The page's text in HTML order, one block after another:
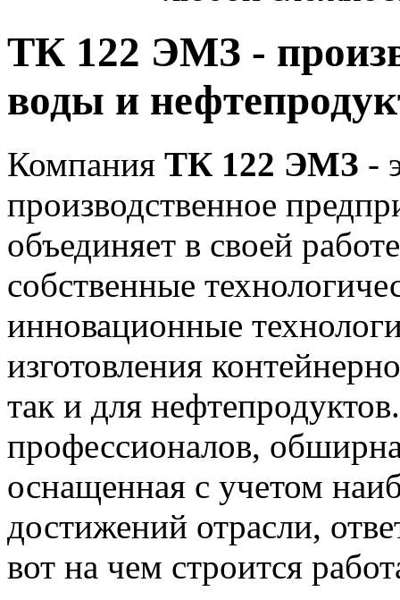
ТК 122 ЭМЗ -
воды и
Компания ТК 122 ЭМЗ -
производственное
объединяет в своей
собственные
инновационные
изготовления
так и для
профессионалов,
оснащенная с учетом
достижений отрасли,
вот на чем строится